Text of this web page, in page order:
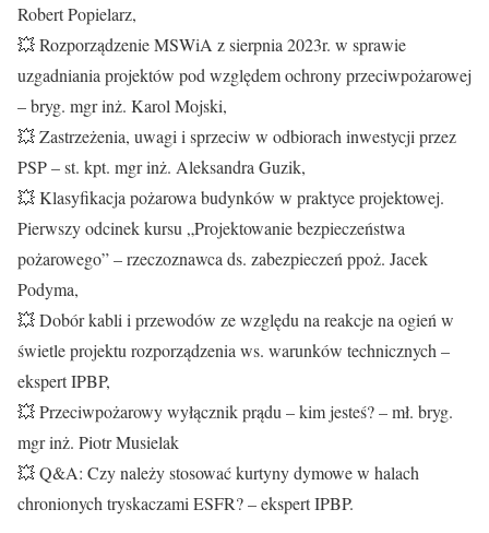
Robert Popielarz,
💥 Rozporządzenie MSWiA z sierpnia 2023r. w sprawie
uzgadniania projektów pod względem ochrony przeciwpożarowej
– bryg. mgr inż. Karol Mojski,
💥 Zastrzeżenia, uwagi i sprzeciw w odbiorach inwestycji przez
PSP – st. kpt. mgr inż. Aleksandra Guzik,
💥 Klasyfikacja pożarowa budynków w praktyce projektowej.
Pierwszy odcinek kursu „Projektowanie bezpieczeństwa
pożarowego” – rzeczoznawca ds. zabezpieczeń ppoż. Jacek
Podyma,
💥 Dobór kabli i przewodów ze względu na reakcje na ogień w
świetle projektu rozporządzenia ws. warunków technicznych –
ekspert IPBP,
💥 Przeciwpożarowy wyłącznik prądu – kim jesteś? – mł. bryg.
mgr inż. Piotr Musielak
💥 Q&A: Czy należy stosować kurtyny dymowe w halach
chronionych tryskaczami ESFR? – ekspert IPBP.